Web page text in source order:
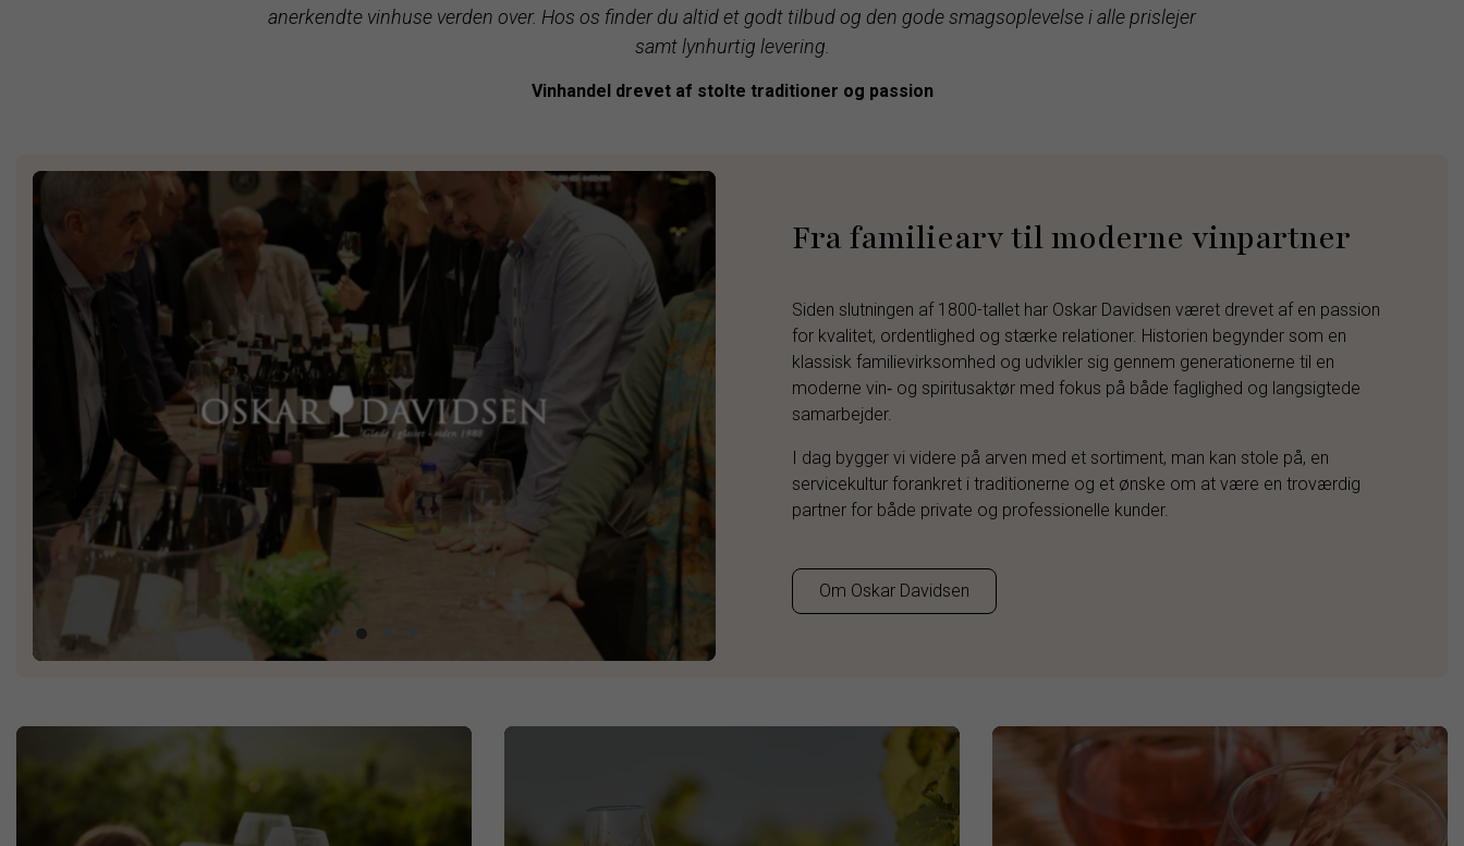
anerkendte vinhuse verden over. Hos os finder du altid et godt tilbud og den gode smagsoplevelse i alle prislejer
samt lynhurtig levering.
Vinhandel drevet af stolte traditioner og passion
Fra familiearv til moderne vinpartner
Siden slutningen af 1800-tallet har Oskar Davidsen været drevet af en passion
for kvalitet, ordentlighed og stærke relationer. Historien begynder som en
klassisk familievirksomhed og udvikler sig gennem generationerne til en
moderne vin‑ og spiritusaktør med fokus på både faglighed og langsigtede
samarbejder.
I dag bygger vi videre på arven med et sortiment, man kan stole på, en
servicekultur forankret i traditionerne og et ønske om at være en troværdig
partner for både private og professionelle kunder.
Om Oskar Davidsen